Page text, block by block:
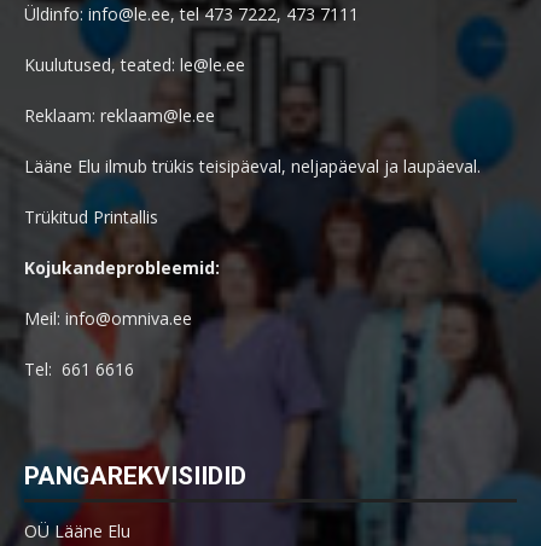
Üldinfo: info@le.ee, tel 473 7222, 473 7111
Kuulutused, teated: le@le.ee
Reklaam: reklaam@le.ee
Lääne Elu ilmub trükis teisipäeval, neljapäeval ja laupäeval.
Trükitud Printallis
Kojukandeprobleemid:
Meil: info@omniva.ee
Tel: 661 6616
PANGAREKVISIIDID
OÜ Lääne Elu